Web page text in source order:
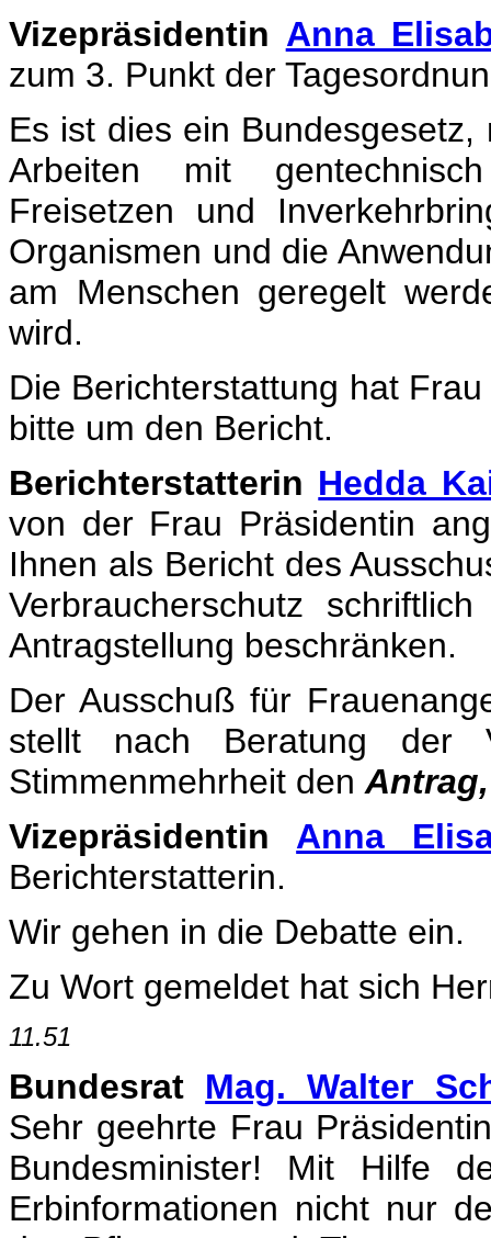
Vizepräsidentin Anna
zum 3. Punkt der
Es ist dies ein
Arbeiten mit
Freisetzen und
Organismen und die
am Menschen geregelt
wird.
Die Berichterstattung hat
bitte um den Bericht.
Berichterstatterin Hedda
von der Frau Präsidentin
Ihnen als Bericht des
Verbraucherschutz
Antragstellung beschränken.
Der Ausschuß für
stellt nach Beratung
Stimmenmehrheit den Antrag,
Vizepräsidentin Anna
Berichterstatterin.
Wir gehen in die Debatte ein.
Zu Wort gemeldet hat sich
11.51
Bundesrat Mag. Walter
Sehr geehrte Frau
Bundesminister! Mit Hilfe
Erbinformationen nicht nur